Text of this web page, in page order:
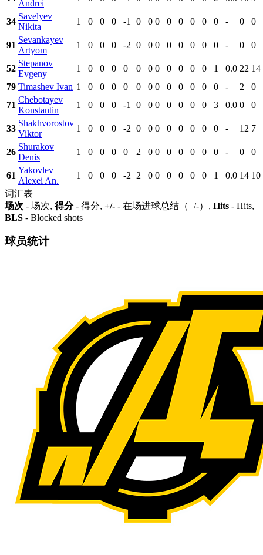
Andrei
34
Savelyev
Nikita
1 0 0 0 -1 0 0 0 0 0 0 0 0 - 0 0
91
Sevankayev
Artyom
1 0 0 0 -2 0 0 0 0 0 0 0 0 - 0 0
52
Stepanov
Evgeny
1 0 0 0 0 0 0 0 0 0 0 0 1 0.0 22 14
79 Timashev Ivan 1 0 0 0 0 0 0 0 0 0 0 0 0 - 2
0
71
Chebotayev
Konstantin
1 0 0 0 -1 0 0 0 0 0 0 0 3 0.0 0 0
33
Shakhvorostov
Viktor
1 0 0 0 -2 0 0 0 0 0 0 0 0 - 12 7
26
Shurakov
Denis
1 0 0 0 0 2 0 0 0 0 0 0 0 - 0 0
61
Yakovlev
Alexei An.
1 0 0 0 -2 2 0 0 0 0 0 0 1 0.0 14 10
词汇表
场次 - 场次, 得分- 得分, +/- - 在场进球总结（+/-）, Hits - Hits,
BLS - Blocked shots
球员统计